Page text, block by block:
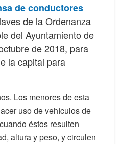
de conductores
de la Ordenanza
del Ayuntamiento de
de 2018, para
la capital para
Los menores de esta
uso de vehículos de
éstos resulten
altura y peso, y circulen